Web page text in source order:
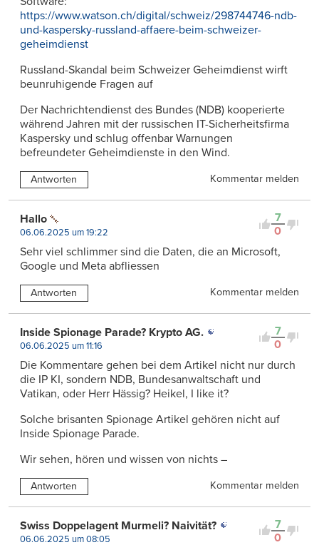
https://www.watson.ch/digital/schweiz/298744746-ndb-
und-kaspersky-russland-affaere-beim-schweizer-
geheimdienst
Russland-Skandal beim Schweizer Geheimdienst wirft
beunruhigende Fragen auf
Der Nachrichtendienst des Bundes (NDB) kooperierte
während Jahren mit der russischen IT-Sicherheitsfirma
Kaspersky und schlug offenbar Warnungen
befreundeter Geheimdienste in den Wind.
Antworten Kommentar melden
7
0
Hallo
06.06.2025 um 19:22
Sehr viel schlimmer sind die Daten, die an Microsoft,
Google und Meta abfliessen
Antworten Kommentar melden
7
0
Inside Spionage Parade? Krypto AG.
06.06.2025 um 11:16
Die Kommentare gehen bei dem Artikel nicht nur durch
die IP KI, sondern NDB, Bundesanwaltschaft und
Vatikan, oder Herr Hässig? Heikel, I like it?
Solche brisanten Spionage Artikel gehören nicht auf
Inside Spionage Parade.
Wir sehen, hören und wissen von nichts –
Antworten Kommentar melden
7
0
Swiss Doppelagent Murmeli? Naivität?
06.06.2025 um 08:05